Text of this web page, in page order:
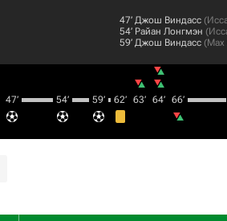
47‎’‎ Джош Виндасс (
54‎’‎ Райан Лонгмэн (
59‎’‎ Джош Виндасс (
47‎’‎ 54‎’‎ 59‎’‎ 62‎’‎ 63‎’‎ 64‎’‎ 66‎’‎